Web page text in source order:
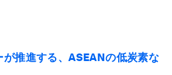
が推進する、ASEANの低炭素な